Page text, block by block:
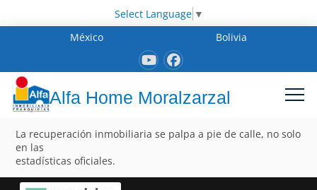
Select Language ▼
México
Bolivia
Alfa Home Moralzarzal
La recuperación inmobiliaria se palpa a pie de calle, no solo
en las
estadísticas oficiales.